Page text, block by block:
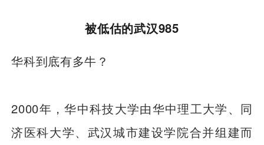
被低估的武汉985
华科到底有多牛？
2000年，华中科技大学由华中理工大学、同
济医科大学、武汉城市建设学院合并组建而